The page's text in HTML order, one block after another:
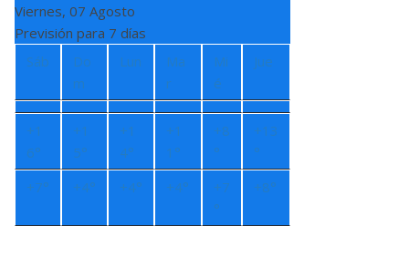
Viernes, 07 Agosto
Previsión para 7 días
Sáb
Do
m
Lun
Ma
r
Mi
é
Jue
+1
6°
+1
5°
+1
4°
+1
1°
+8
°
+13
°
+7° +4° +4° +4° +7
°
+8°